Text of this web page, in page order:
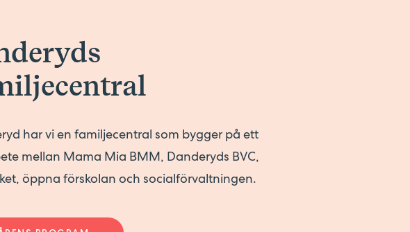
har vi en familjecentral som bygger på ett
mellan Mama Mia BMM, Danderyds BVC,
öppna förskolan och socialförvaltningen.